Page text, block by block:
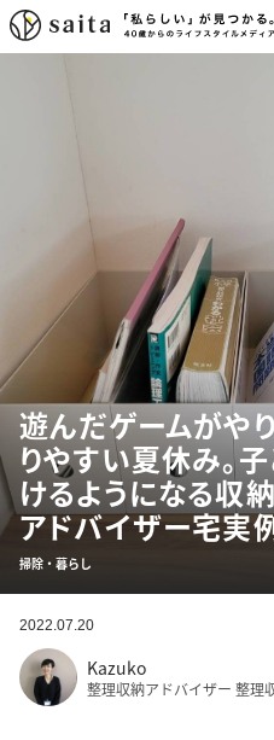
遊んだゲームがや
りやすい夏休み。
けるようになる収
アドバイザー宅実
掃除・暮らし
2022.07.20
Kazuko
整理収納アドバイザー 整理